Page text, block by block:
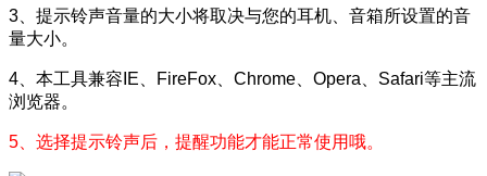
3、提示铃声音量的大小将取决与您的耳机、音箱所设置的音
量大小。
4、本工具兼容IE、FireFox、Chrome、Opera、Safari等主流
浏览器。
5、选择提示铃声后，提醒功能才能正常使用哦。